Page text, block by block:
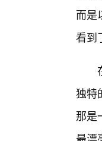
而是
看到
独特
那是